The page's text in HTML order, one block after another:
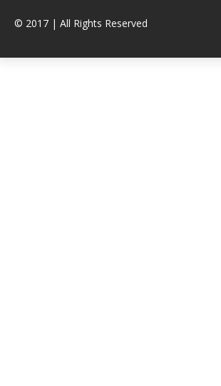
© 2017 | All Rights Reserved